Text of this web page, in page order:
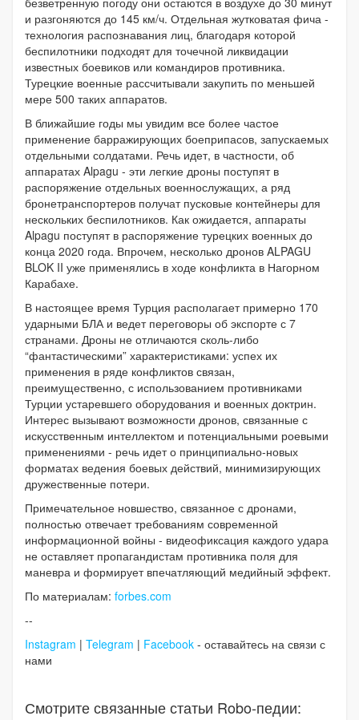
и разгоняются до 145 км/ч. Отдельная жутковатая фича -
технология распознавания лиц, благодаря которой
беспилотники подходят для точечной ликвидации
известных боевиков или командиров противника.
Турецкие военные рассчитывали закупить по меньшей
мере 500 таких аппаратов.
В ближайшие годы мы увидим все более частое
применение барражирующих боеприпасов, запускаемых
отдельными солдатами. Речь идет, в частности, об
аппаратах Alpagu - эти легкие дроны поступят в
распоряжение отдельных военнослужащих, а ряд
бронетранспортеров получат пусковые контейнеры для
нескольких беспилотников. Как ожидается, аппараты
Alpagu поступят в распоряжение турецких военных до
конца 2020 года. Впрочем, несколько дронов ALPAGU
BLOK II уже применялись в ходе конфликта в Нагорном
Карабахе.
В настоящее время Турция располагает примерно 170
ударными БЛА и ведет переговоры об экспорте с 7
странами. Дроны не отличаются сколь-либо
“фантастическими” характеристиками: успех их
применения в ряде конфликтов связан,
преимущественно, с использованием противниками
Турции устаревшего оборудования и военных доктрин.
Интерес вызывают возможности дронов, связанные с
искусственным интеллектом и потенциальными роевыми
применениями - речь идет о принципиально-новых
форматах ведения боевых действий, минимизирующих
дружественные потери.
Примечательное новшество, связанное с дронами,
полностью отвечает требованиям современной
информационной войны - видеофиксация каждого удара
не оставляет пропагандистам противника поля для
маневра и формирует впечатляющий медийный эффект.
По материалам: forbes.com
--
Instagram | Telegram | Facebook - оставайтесь на связи с
нами
Смотрите связанные статьи Robo-педии: